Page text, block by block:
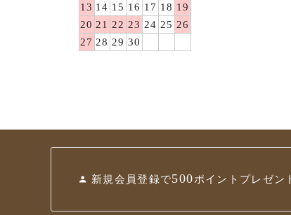
13 14 15 16 17 18 19
20 21 22 23 24 25 26
27 28 29 30
新規会員登録で500ポイントプレゼン